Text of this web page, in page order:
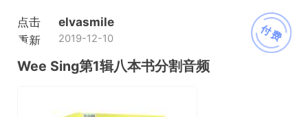
付费
点击
重新
加载
elvasmile
2019-12-10
Wee Sing第1辑八本书分割音频